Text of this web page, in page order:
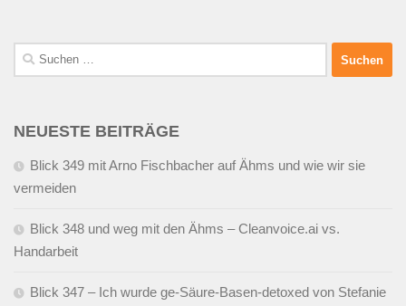
Suchen
nach:
NEUESTE BEITRÄGE
Blick 349 mit Arno Fischbacher auf Ähms und wie wir sie
vermeiden
Blick 348 und weg mit den Ähms – Cleanvoice.ai vs.
Handarbeit
Blick 347 – Ich wurde ge-Säure-Basen-detoxed von Stefanie